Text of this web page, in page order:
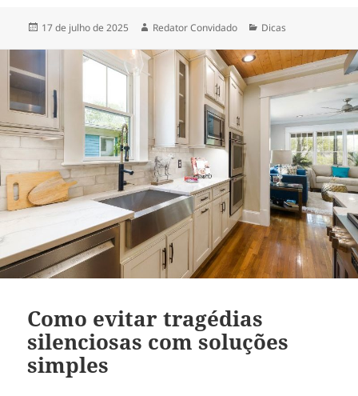
Publicado
17 de julho de 2025 Autor
Redator Convidado Categorias
Dicas
Como evitar tragédias
silenciosas com soluções
simples